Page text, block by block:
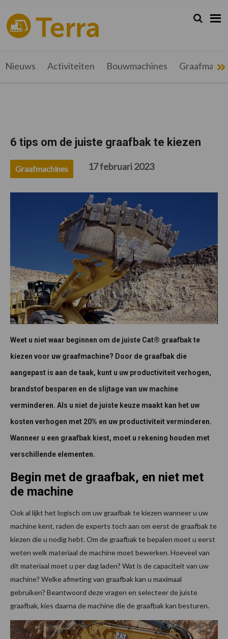
de
hoofdnavigatie
de
hoofd
inhoud
de
eerste
sidebar
de
voettekst
terramag.be
Alles
over
en
Zoeken...
Zoek
Nieuws Activiteiten Bouwmachines
6 tips om de juiste graafbak te kiezen
Graafmachines 17 februari 2023
Weet u niet waar beginnen om de juiste Cat® graafbak te
kiezen voor uw graafmachine? Door de graafbak die
aangepast is aan de taak, kunt u uw productiviteit verhogen,
brandstof besparen en de slijtage van uw machine
verminderen. Als u niet de juiste keuze maakt kan het uw
kosten verhogen met 20% en uw productiviteit verminderen.
Wanneer u een graafbak kiest, moet u rekening houden met
verschillende elementen.
Begin met de graafbak, en niet met
de machine
Ook al lijkt het logisch om uw graafbak te kiezen wanneer u uw
machine kent, raden de experts toch aan om eerst de graafbak te
kiezen die u nodig hebt. Om de graafbak te bepalen moet u eerst
weten welk materiaal de machine moet bewerken. Hoeveel van
dit materiaal moet u per dag laden? Wat is de capaciteit van uw
machine? Welke afmeting van graafbak kan u maximaal
gebruiken? Beantwoord deze vragen en selecteer de juiste
graafbak, kies daarna de machine die de graafbak kan besturen.